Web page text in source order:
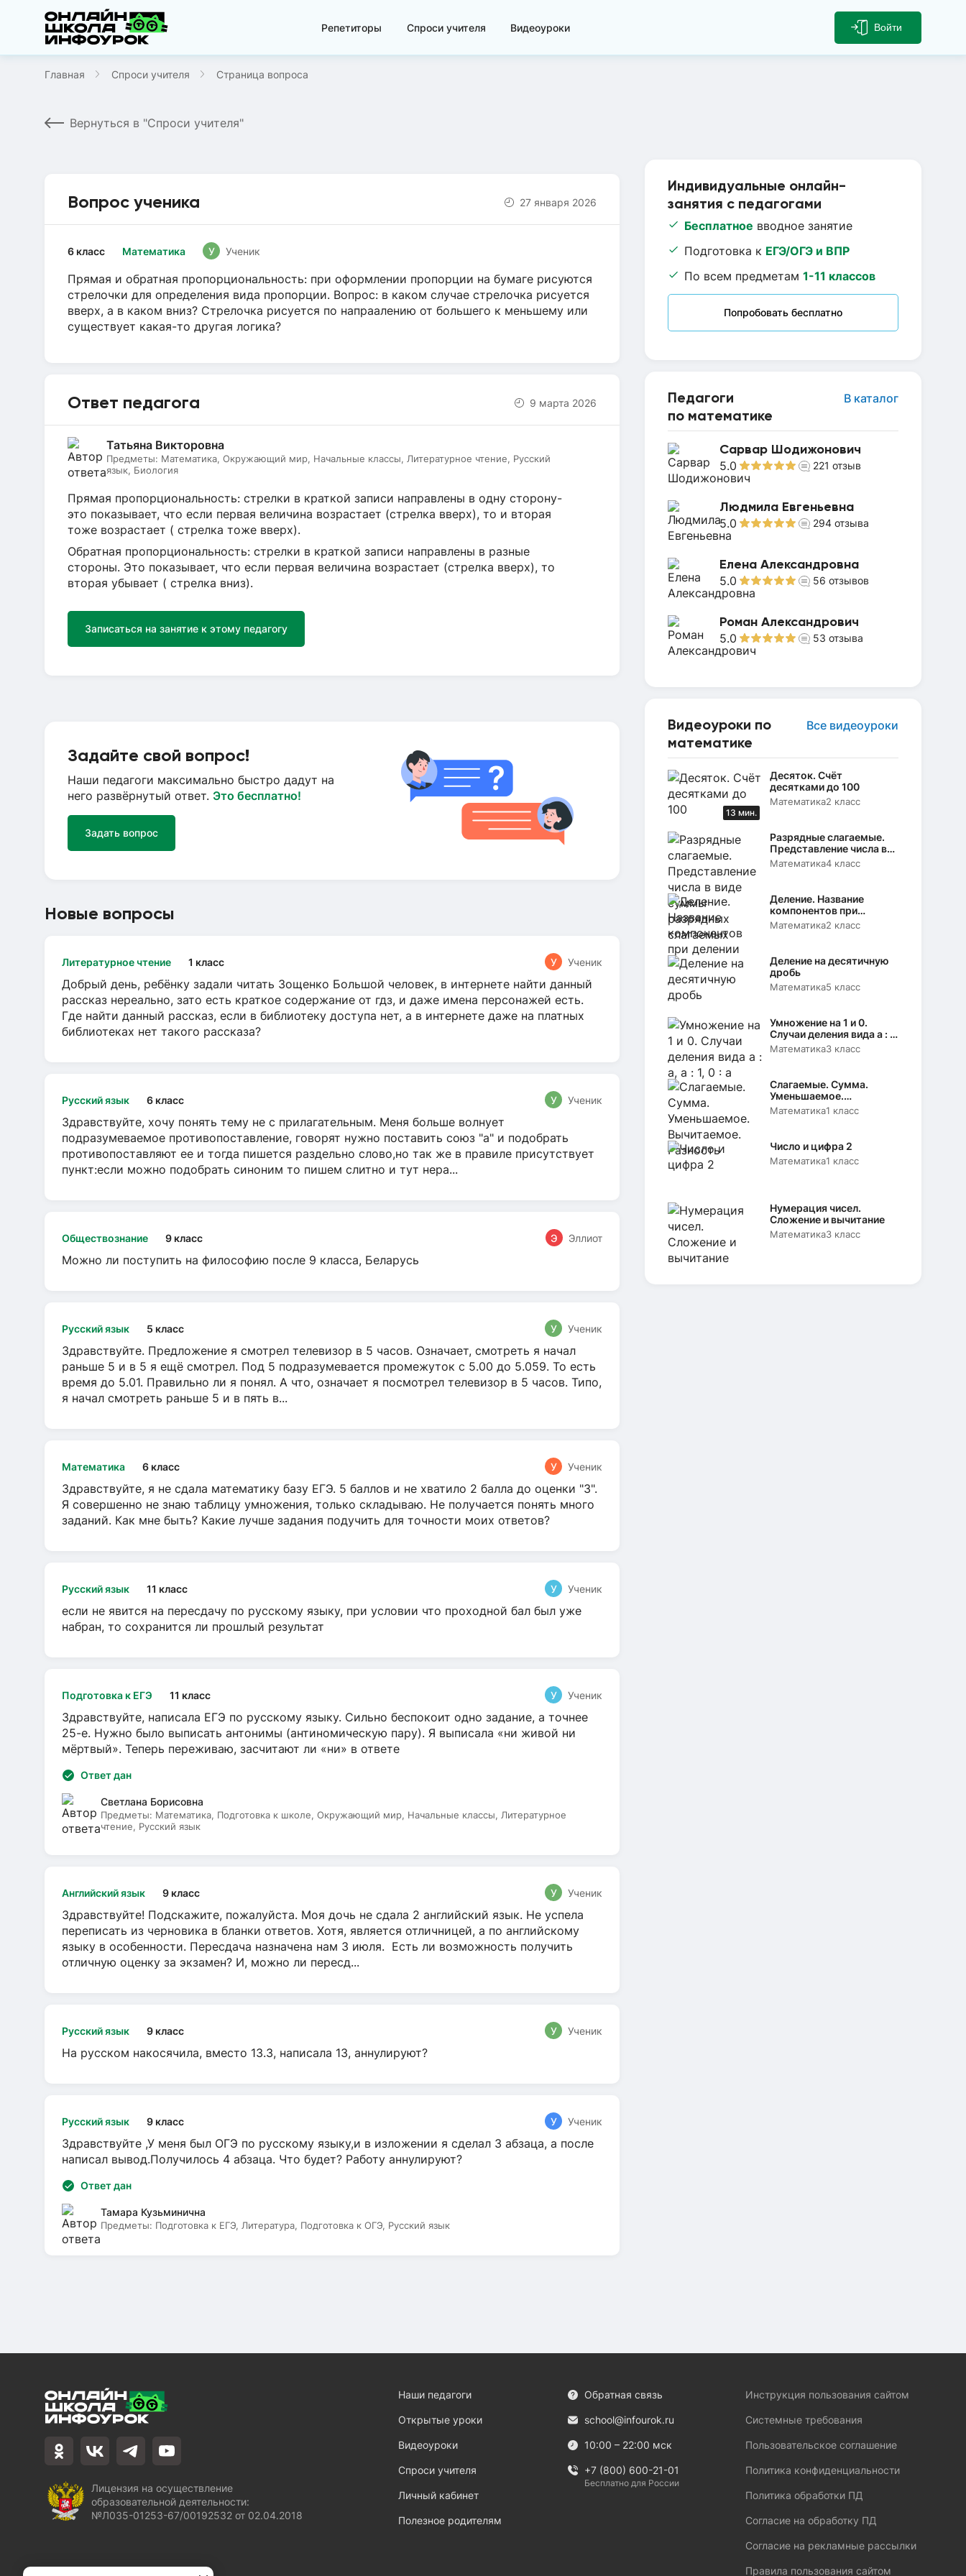
Репетиторы Спроси учителя Видеоуроки Войти
Главная Спроси учителя Страница вопроса
Вернуться в "Спроси учителя"
Индивидуальные онлайн-
занятия с педагогами
Бесплатное вводное занятие
Подготовка к ЕГЭ/ОГЭ и ВПР
По всем предметам 1-11 классов
Попробовать бесплатно
Педагоги
по математике
В каталог
Сарвар Шодижонович
5.0 221 отзыв
Людмила Евгеньевна
5.0 294 отзыва
Елена Александровна
5.0 56 отзывов
Роман Александрович
5.0 53 отзыва
Видеоуроки по
математике
Все видеоуроки
13 мин.
Десяток. Счёт
десятками до 100
Математика2 класс
Разрядные слагаемые.
Представление числа в
виде суммы разрядных
Математика4 класс
Деление. Название
компонентов при
делении
Математика2 класс
Деление на десятичную
дробь
Математика5 класс
Умножение на 1 и 0.
Случаи деления вида а : а,
а : 1, 0 : а
Математика3 класс
Слагаемые. Сумма.
Уменьшаемое.
Вычитаемое. Разность
Математика1 класс
Число и цифра 2
Математика1 класс
Нумерация чисел.
Сложение и вычитание
Математика3 класс
Вопрос ученика 27 января 2026
Математика
6 класс У Ученик
Прямая и обратная пропорциональность: при оформлении пропорции на бумаге рисуются
стрелочки для определения вида пропорции. Вопрос: в каком случае стрелочка рисуется
вверх, а в каком вниз? Стрелочка рисуется по напраалению от большего к меньшему или
существует какая-то другая логика?
Ответ педагога 9 марта 2026
Татьяна Викторовна
Предметы: Математика, Окружающий мир, Начальные классы, Литературное чтение, Русский
язык, Биология
Прямая пропорциональность: стрелки в краткой записи направлены в одну сторону-
это показывает, что если первая величина возрастает (стрелка вверх), то и вторая
тоже возрастает ( стрелка тоже вверх).
Обратная пропорциональность: стрелки в краткой записи направлены в разные
стороны. Это показывает, что если первая величина возрастает (стрелка вверх), то
вторая убывает ( стрелка вниз).
Записаться на занятие к этому педагогу
Задайте свой вопрос!
Наши педагоги максимально быстро дадут на
него развёрнутый ответ. Это бесплатно!
Задать вопрос
Новые вопросы
Литературное чтение 1 класс У Ученик
Добрый день, ребёнку задали читать Зощенко Большой человек, в интернете найти данный
рассказ нереально, зато есть краткое содержание от гдз, и даже имена персонажей есть.
Где найти данный рассказ, если в библиотеку доступа нет, а в интернете даже на платных
библиотеках нет такого рассказа?
Русский язык 6 класс У Ученик
Здравствуйте, хочу понять тему не с прилагательным. Меня больше волнует
подразумеваемое противопоставление, говорят нужно поставить союз "а" и подобрать
противопоставляют ее и тогда пишется раздельно слово,но так же в правиле присутствует
пункт:если можно подобрать синоним то пишем слитно и тут нера...
Обществознание 9 класс Э Эллиот
Можно ли поступить на философию после 9 класса, Беларусь
Русский язык 5 класс У Ученик
Здравствуйте. Предложение я смотрел телевизор в 5 часов. Означает, смотреть я начал
раньше 5 и в 5 я ещё смотрел. Под 5 подразумевается промежуток с 5.00 до 5.059. То есть
время до 5.01. Правильно ли я понял. А что, означает я посмотрел телевизор в 5 часов. Типо,
я начал смотреть раньше 5 и в пять в...
Математика 6 класс У Ученик
Здравствуйте, я не сдала математику базу ЕГЭ. 5 баллов и не хватило 2 балла до оценки "3".
Я совершенно не знаю таблицу умножения, только складываю. Не получается понять много
заданий. Как мне быть? Какие лучше задания подучить для точности моих ответов?
Русский язык 11 класс У Ученик
если не явится на пересдачу по русскому языку, при условии что проходной бал был уже
набран, то сохранится ли прошлый результат
Подготовка к ЕГЭ 11 класс У Ученик
Здравствуйте, написала ЕГЭ по русскому языку. Сильно беспокоит одно задание, а точнее
25-е. Нужно было выписать антонимы (антиномическую пару). Я выписала «ни живой ни
мёртвый». Теперь переживаю, засчитают ли «ни» в ответе
Ответ дан
Светлана Борисовна
Предметы: Математика, Подготовка к школе, Окружающий мир, Начальные классы, Литературное
чтение, Русский язык
Английский язык 9 класс У Ученик
Здравствуйте! Подскажите, пожалуйста. Моя дочь не сдала 2 английский язык. Не успела
переписать из черновика в бланки ответов. Хотя, является отличницей, а по английскому
языку в особенности. Пересдача назначена нам 3 июля. Есть ли возможность получить
отличную оценку за экзамен? И, можно ли пересд...
Русский язык 9 класс У Ученик
На русском накосячила, вместо 13.3, написала 13, аннулируют?
Русский язык 9 класс У Ученик
Здравствуйте ,У меня был ОГЭ по русскому языку,и в изложении я сделал 3 абзаца, а после
написал вывод.Получилось 4 абзаца. Что будет? Работу аннулируют?
Ответ дан
Тамара Кузьминична
Предметы: Подготовка к ЕГЭ, Литература, Подготовка к ОГЭ, Русский язык
Лицензия на осуществление
образовательной деятельности:
№Л035-01253-67/00192532 от 02.04.2018
Наши педагоги
Открытые уроки
Видеоуроки
Спроси учителя
Личный кабинет
Полезное родителям
Обратная связь
school@infourok.ru
10:00 – 22:00 мск
+7 (800) 600-21-01
Бесплатно для России
Инструкция пользования сайтом
Системные требования
Пользовательское соглашение
Политика конфиденциальности
Политика обработки ПД
Согласие на обработку ПД
Согласие на рекламные рассылки
Правила пользования сайтом